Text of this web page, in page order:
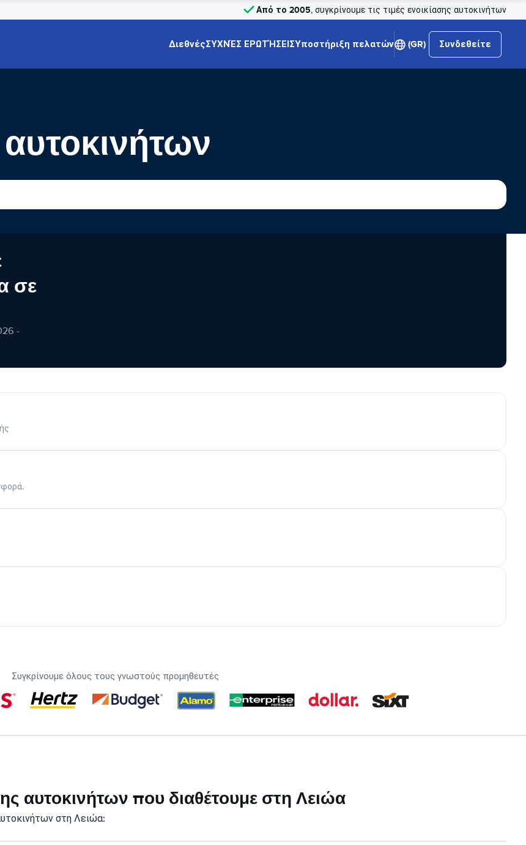
Από το 2005, συγκρίνουμε τις τιμές ενοικίασης αυτοκινήτων
ΔιεθνέςΣΥΧΝΈΣ ΕΡΩΤΉΣΕΙΣΥποστήριξη πελατών (GR) Συνδεθείτε
σε
-
Συγκρίνουμε όλους τους γνωστούς προμηθευτές
αυτοκινήτων που διαθέτουμε στη Λειώα
στη Λειώα: